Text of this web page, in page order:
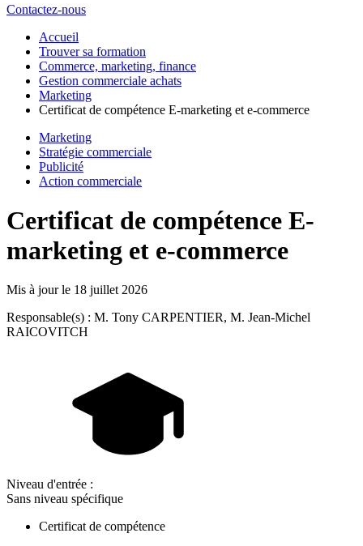
Contactez-nous
Accueil
Trouver sa formation
Commerce, marketing, finance
Gestion commerciale achats
Marketing
Certificat de compétence E-marketing et e-commerce
Marketing
Stratégie commerciale
Publicité
Action commerciale
Certificat de compétence E-
marketing et e-commerce
Mis à jour le 18 juillet 2026
Responsable(s) : M. Tony CARPENTIER, M. Jean-Michel
RAICOVITCH
Niveau d'entrée :
Sans niveau spécifique
Certificat de compétence